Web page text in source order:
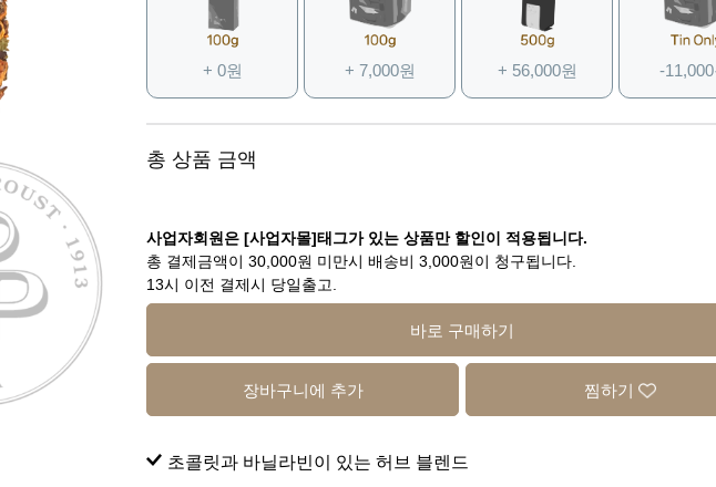
+ 0원 + 7,000원 + 56,000원 -
총 상품 금액
사업자회원은 [사업자몰]태그가 있는 상품만 할인이 적용됩니다.
총 결제금액이 30,000원 미만시 배송비 3,000원이 청구됩니다.
13시 이전 결제시 당일출고.
바로 구매하기
장바구니에 추가 찜하기
초콜릿과 바닐라빈이 있는 허브 블렌드